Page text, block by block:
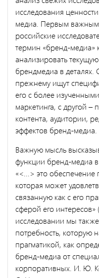
исследования
медиа. Первым важным
российские
термин «бренд-медиа»
анализировать
брендмедиа в
прежнему ищут
его с более
маркетинга, с другой –
контента, аудитории,
эффектов бренд-медиа.
Важную мысль
функции бренд-медиа
«<...> это
которая может
связанную как с его
сферой его
исследовании мы
потребность, которую
прагматикой, как
бренд-медиа от
корпоративных. И. Ю.